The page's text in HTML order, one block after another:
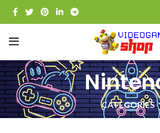
CATEGORIES